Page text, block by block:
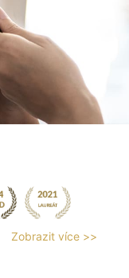
Zobrazit více >>